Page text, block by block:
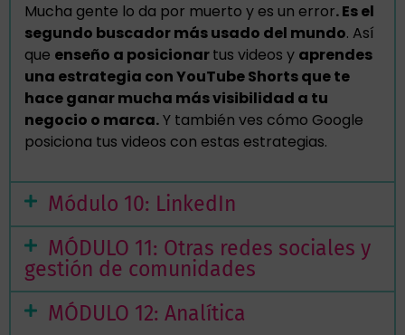
Mucha gente lo da por muerto y es un error. Es el
segundo buscador más usado del mundo. Así
que enseño a posicionartus videos y aprendes
una estrategia con YouTube Shorts que te
hace ganar mucha más visibilidad a tu
negocio o marca.Y también ves cómo Google
posiciona tus videos con estas estrategias.
Módulo 10: LinkedIn
MÓDULO 11: Otras redes sociales y
gestión de comunidades
MÓDULO 12: Analítica